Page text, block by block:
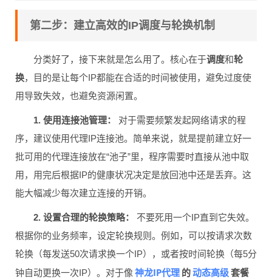
第二步：建立高效的IP调度与轮换机制
分类好了，接下来就是怎么用了。核心在于调度和轮
换，目的是让每个IP都能在合适的时间被使用，避免过度使
用导致失效，也避免资源闲置。
1. 使用连接池管理：
对于需要频繁发起网络请求的程
序，建议使用代理IP连接池。简单来说，就是提前建立好一
批可用的代理连接放在“池子”里，程序需要时直接从池中取
用，用完后根据IP的健康状况决定是放回池中还是丢弃。这
能大幅减少每次建立连接的开销。
2. 设置合理的轮换策略：
不要死用一个IP直到它失效。
根据你的业务频率，设定轮换规则。例如，可以按请求次数
轮换（每发送50次请求换一个IP），或者按时间轮换（每5分
钟自动更换一次IP）。对于像 神龙IP代理 的动态高级套餐